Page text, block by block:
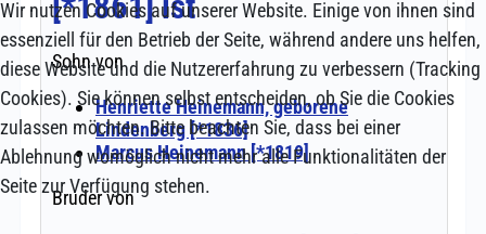
Wir nutzen Cookies auf unserer Website. Einige von ihnen sind
essenziell für den Betrieb der Seite, während andere uns helfen,
diese Website und die Nutzererfahrung zu verbessern (Tracking
Cookies). Sie können selbst entscheiden, ob Sie die Cookies
zulassen möchten. Bitte beachten Sie, dass bei einer
Ablehnung womöglich nicht mehr alle Funktionalitäten der
Seite zur Verfügung stehen.